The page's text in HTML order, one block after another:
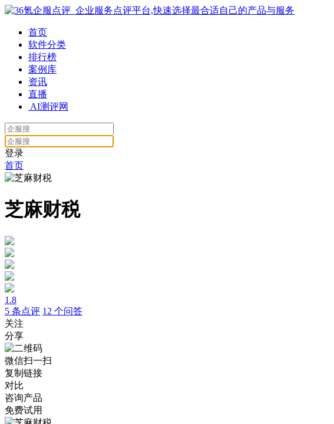
首页
软件分类
排行榜
案例库
资讯
直播
AI测评网
登录
首页
芝麻财税
1.8
5 条点评 12 个问答
关注
分享
微信扫一扫
复制链接
对比
咨询产品
免费试用